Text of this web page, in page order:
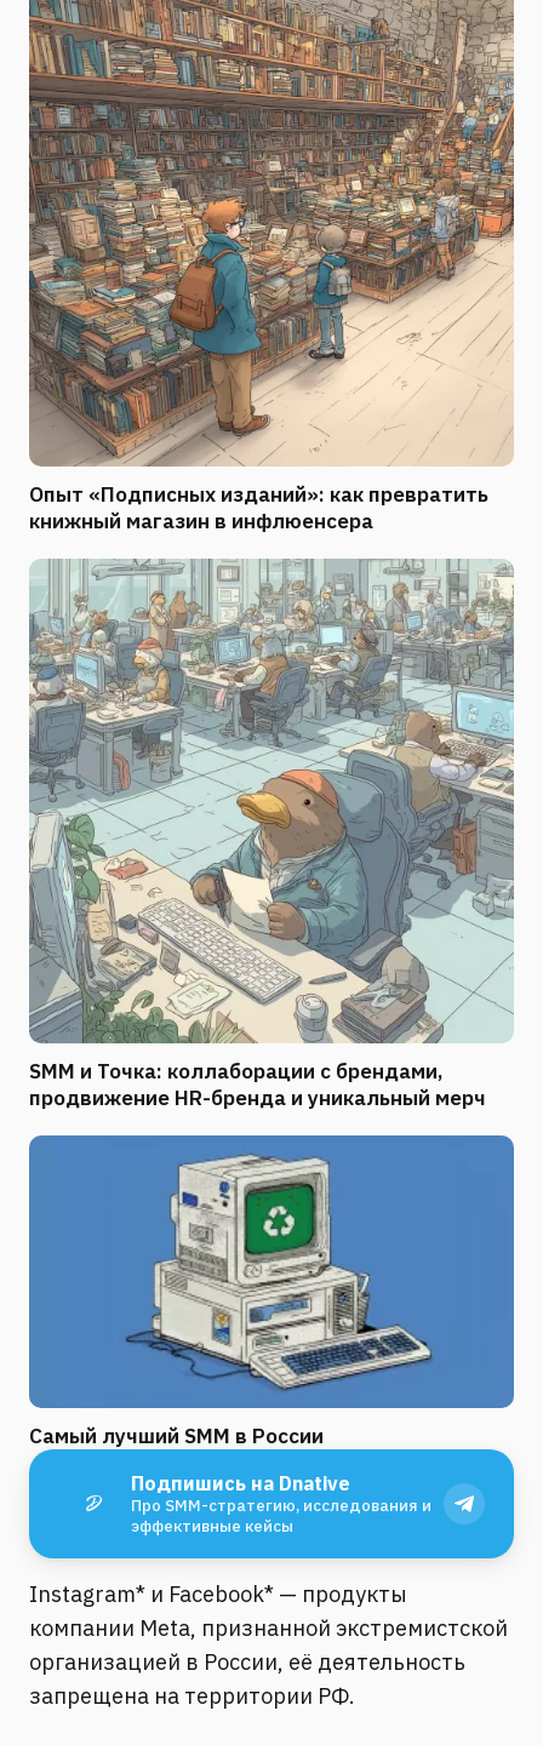
Опыт «Подписных изданий»: как превратить
книжный магазин в инфлюенсера
SMM и Точка: коллаборации с брендами,
продвижение HR-бренда и уникальный мерч
Самый лучший SMM в России
Подпишись на Dnative
Про SMM-стратегию, исследования и
эффективные кейсы
Instagram* и Facebook* — продукты
компании Meta, признанной экстремистской
организацией в России, её деятельность
запрещена на территории РФ.